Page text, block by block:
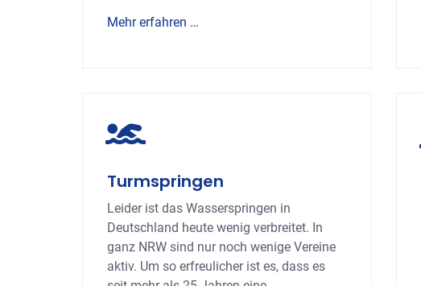
Mehr erfahren …
Turmspringen
Leider ist das Wasserspringen in
Deutschland heute wenig verbreitet. In
ganz NRW sind nur noch wenige Vereine
aktiv. Um so erfreulicher ist es, dass es